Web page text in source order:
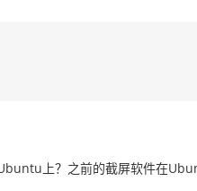
上？之前的截屏软件在